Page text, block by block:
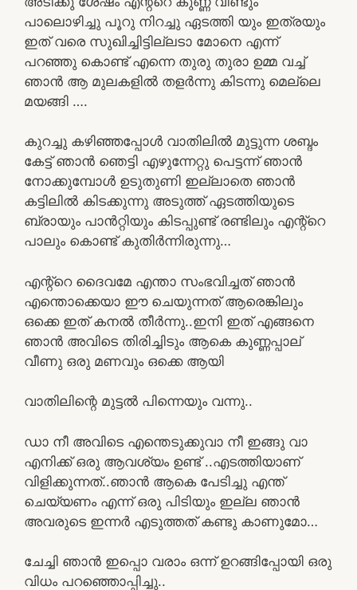
പാലൊഴിച്ചു പൂറു നിറച്ചു ഏടത്തി യും ഇത്രയും
ഇത് വരെ സുഖിച്ചിട്ടില്ലടാ മോനെ എന്ന്
പറഞ്ഞു കൊണ്ട് എന്നെ തുരു തുരാ ഉമ്മ വച്ച്
ഞാൻ ആ മുലകളിൽ തളർന്നു കിടന്നു മെല്ലെ
മയങ്ങി ….
കുറച്ചു കഴിഞ്ഞപ്പോൾ വാതിലിൽ മുട്ടുന്ന ശബ്ദം
കേട്ട് ഞാൻ ഞെട്ടി എഴുന്നേറ്റു പെട്ടന്ന് ഞാൻ
നോക്കുമ്പോൾ ഉടുതുണി ഇല്ലാതെ ഞാൻ
കട്ടിലിൽ കിടക്കുന്നു അടുത്ത് ഏടത്തിയുടെ
ബ്രായും പാൻറ്റിയും കിടപ്പുണ്ട് രണ്ടിലും എന്റ്റെ
പാലും കൊണ്ട് കുതിർന്നിരുന്നു…
എന്റ്റെ ദൈവമേ എന്താ സംഭവിച്ചത് ഞാൻ
എന്തൊക്കെയാ ഈ ചെയുന്നത് ആരെങ്കിലും
ഒക്കെ ഇത് കനൽ തീർന്നു..ഇനി ഇത് എങ്ങനെ
ഞാൻ അവിടെ തിരിച്ചിടും ആകെ കുണ്ണപ്പാല്
വീണു ഒരു മണവും ഒക്കെ ആയി
വാതിലിന്റെ മുട്ടൽ പിന്നെയും വന്നു..
ഡാ നീ അവിടെ എന്തെടുക്കുവാ നീ ഇങ്ങു വാ
എനിക്ക് ഒരു ആവശ്യം ഉണ്ട് ..എടത്തിയാണ്
വിളിക്കുന്നത്..ഞാൻ ആകെ പേടിച്ചു എന്ത്
ചെയ്യണം എന്ന് ഒരു പിടിയും ഇല്ല ഞാൻ
അവരുടെ ഇന്നർ എടുത്തത് കണ്ടു കാണുമോ…
ചേച്ചി ഞാൻ ഇപ്പൊ വരാം ഒന്ന് ഉറങ്ങിപ്പോയി ഒരു
വിധം പറഞ്ഞൊപ്പിച്ചു..